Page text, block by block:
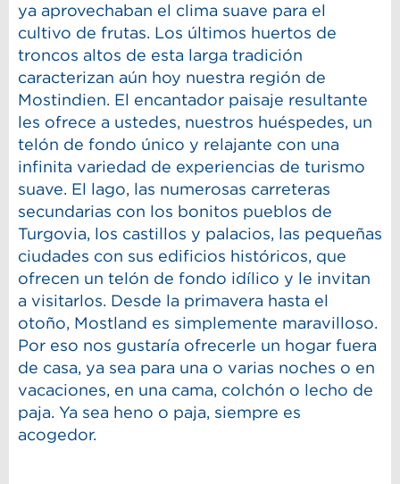
ya aprovechaban el clima suave para el
cultivo de frutas. Los últimos huertos de
troncos altos de esta larga tradición
caracterizan aún hoy nuestra región de
Mostindien. El encantador paisaje resultante
les ofrece a ustedes, nuestros huéspedes, un
telón de fondo único y relajante con una
infinita variedad de experiencias de turismo
suave. El lago, las numerosas carreteras
secundarias con los bonitos pueblos de
Turgovia, los castillos y palacios, las pequeñas
ciudades con sus edificios históricos, que
ofrecen un telón de fondo idílico y le invitan
a visitarlos. Desde la primavera hasta el
otoño, Mostland es simplemente maravilloso.
Por eso nos gustaría ofrecerle un hogar fuera
de casa, ya sea para una o varias noches o en
vacaciones, en una cama, colchón o lecho de
paja. Ya sea heno o paja, siempre es
acogedor.